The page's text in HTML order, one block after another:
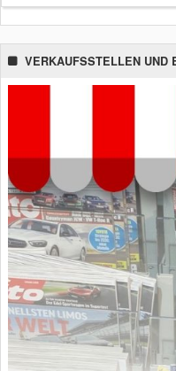
VERKAUFSSTELLEN UND